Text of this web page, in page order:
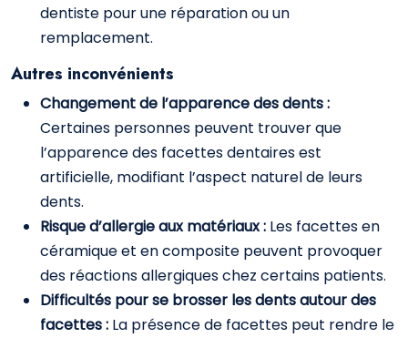
dentiste pour une réparation ou un
remplacement.
Autres inconvénients
Changement de l’apparence des dents :
Certaines personnes peuvent trouver que
l’apparence des facettes dentaires est
artificielle, modifiant l’aspect naturel de leurs
dents.
Risque d’allergie aux matériaux : Les facettes en
céramique et en composite peuvent provoquer
des réactions allergiques chez certains patients.
Difficultés pour se brosser les dents autour des
facettes : La présence de facettes peut rendre le